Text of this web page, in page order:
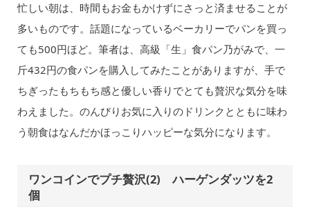
忙しい朝は、時間もお金もかけずにさっと済ませることが
多いものです。話題になっているベーカリーでパンを買っ
ても500円ほど。筆者は、高級「生」食パン乃がみで、一
斤432円の食パンを購入してみたことがありますが、手で
ちぎったもちもち感と優しい香りでとても贅沢な気分を味
わえました。のんびりお気に入りのドリンクとともに味わ
う朝食はなんだかほっこりハッピーな気分になります。
ワンコインでプチ贅沢(2) ハーゲンダッツを2
個